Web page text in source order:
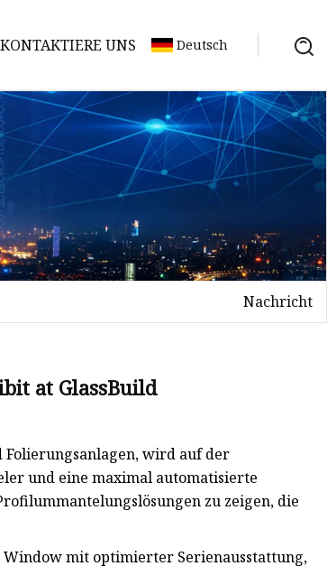
KONTAKTIERE UNS Deutsch
Nachricht
at GlassBuild
wird auf der
und eine maximal automatisierte
zu zeigen, die
mit optimierter Serienausstattung,